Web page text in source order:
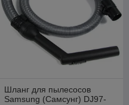
Шланг для пылесосов
Samsung (Самсунг) DJ97-